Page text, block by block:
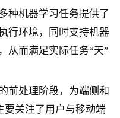
种机器学习任务提供了
行环境，同时支持机器
从而满足实际任务“天”
前处理阶段，为端侧和
要关注了用户与移动端